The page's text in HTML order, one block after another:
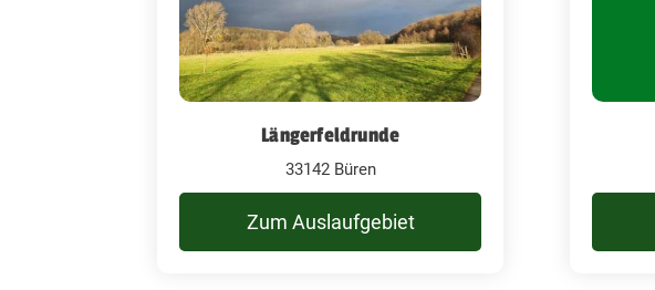
Längerfeldrunde
33142 Büren
Zum Auslaufgebiet